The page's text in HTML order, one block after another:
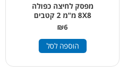
מפסק לחיצה כפולה
8X8 מ"מ 2 קטבים
₪6
הוספה לסל